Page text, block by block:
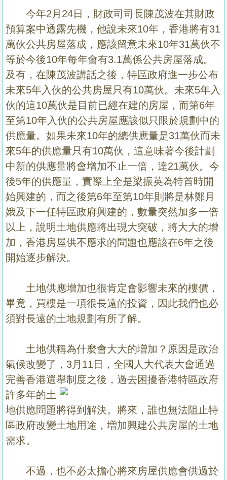
於
我
們
今年2月24日，財政司司長陳茂波在其財政
預算案中透露先機，他說未來10年，香港將有31
萬伙公共房屋落成，應該留意未來10年31萬伙不
等於今後10年每年會有3.1萬係公共房屋落成。
及有，在陳茂波講話之後，特區政府進一步公布
未來5年入伙的公共房屋只有10萬伙。未來5年入
伙的這10萬伙是目前已經在建的房屋，而第6年
至第10年入伙的公共房屋應該似只限於規劃中的
供應量。如果未來10年的總供應量是31萬伙而未
來5年的供應量只有10萬伙，這意味著今後計劃
中新的供應量將會增加不止一倍，達21萬伙。今
後5年的供應量，實際上全是梁振英為特首時開
始興建的，而之後第6年至第10年則將是林鄭月
娥及下一任特區政府興建的，數量突然加多一倍
以上，說明土地供應將出現大突破，將大大的增
加，香港房屋供不應求的問題也應該在6年之後
開始逐步解決。
土地供應增加也很肯定會影響未來的樓價，
畢竟，買樓是一項很長遠的投資，因此我們也必
須對長遠的土地規劃有所了解。
土地供稱為什麼會大大的増加？原因是政治
氣候改變了，3月11日，全國人大代表大會通過
完善香港選舉制度之後，過去困擾香港特區政府
許多年的土
地供應問題將得到解決。將來，誰也無法阻止特
區政府改變土地用途，増加興建公共房屋的土地
需求。
不過，也不必太擔心將來房屋供應會供過於